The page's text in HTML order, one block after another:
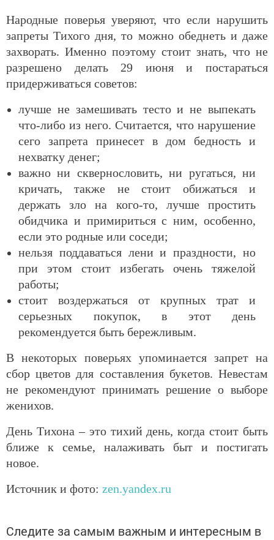
Народные поверья уверяют, что если нарушить
запреты Тихого дня, то можно обеднеть и даже
захворать. Именно поэтому стоит знать, что не
разрешено делать 29 июня и постараться
придерживаться советов:
лучше не замешивать тесто и не выпекать
что-либо из него. Считается, что нарушение
сего запрета принесет в дом бедность и
нехватку денег;
важно ни сквернословить, ни ругаться, ни
кричать, также не стоит обижаться и
держать зло на кого-то, лучше простить
обидчика и примириться с ним, особенно,
если это родные или соседи;
нельзя поддаваться лени и праздности, но
при этом стоит избегать очень тяжелой
работы;
стоит воздержаться от крупных трат и
серьезных покупок, в этот день
рекомендуется быть бережливым.
В некоторых поверьях упоминается запрет на
сбор цветов для составления букетов. Невестам
не рекомендуют принимать решение о выборе
женихов.
День Тихона – это тихий день, когда стоит быть
ближе к семье, налаживать быт и постигать
новое.
Источник и фото: zen.yandex.ru
Следите за самым важным и интересным в